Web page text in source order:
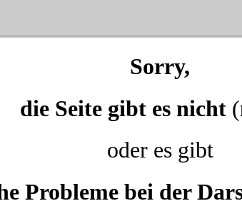
Sorry,
die Seite gibt es nicht (
oder es gibt
Probleme bei der